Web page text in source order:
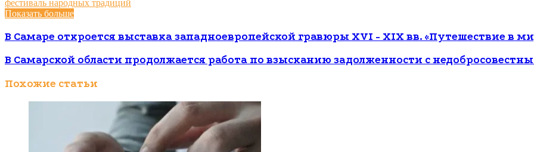
фестиваль народных традиций
Показать больше
В Самаре откроется выставка западноевропейской гравюры ХVI - ХIХ вв. «Путешествие в
В Самарской области продолжается работа по взысканию задолженности с
Похожие статьи